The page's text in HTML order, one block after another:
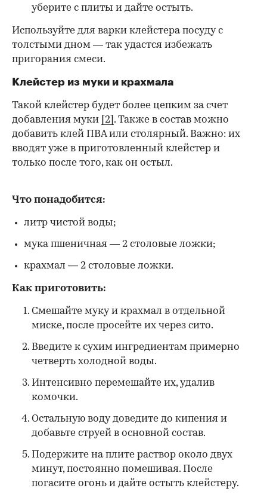
уберите с плиты и дайте остыть.
Используйте для варки клейстера посуду с
толстыми дном — так удастся избежать
пригорания смеси.
Клейстер из муки и крахмала
Такой клейстер будет более цепким за счет
добавления муки [2] . Также в состав можно
добавить клей ПВА или столярный. Важно: их
вводят уже в приготовленный клейстер и
только после того, как он остыл.
Что понадобится:
литр чистой воды;
мука пшеничная — 2 столовые ложки;
крахмал — 2 столовые ложки.
Как приготовить:
Смешайте муку и крахмал в отдельной
миске, после просейте их через сито.
Введите к сухим ингредиентам примерно
четверть холодной воды.
Интенсивно перемешайте их, удалив
комочки.
Остальную воду доведите до кипения и
добавьте струей в основной состав.
Подержите на плите раствор около двух
минут, постоянно помешивая. После
погасите огонь и дайте остыть клейстеру.